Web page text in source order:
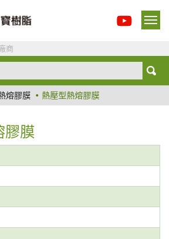
商
熔膠膜 熱壓型熱熔膠膜
膠膜